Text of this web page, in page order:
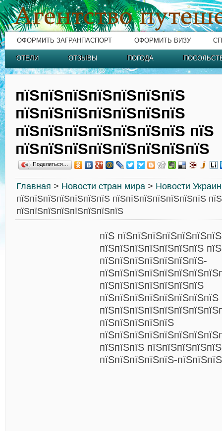
ОФОРМИТЬ ЗАГРАНПАСПОРТ ОФОРМИТЬ ВИЗУ
ОТЕЛИ ОТЗЫВЫ ПОГОДА
пїЅпїЅпїЅпїЅпїЅпїЅпїЅ
пїЅпїЅпїЅпїЅпїЅпїЅпїЅ
пїЅпїЅпїЅпїЅпїЅпїЅпїЅ пїЅ
пїЅпїЅпїЅпїЅпїЅпїЅпїЅпїЅ
Поделиться…
Главная > Новости стран мира > Новости
пїЅпїЅпїЅпїЅпїЅпїЅпїЅ пїЅпїЅпїЅпїЅпїЅпїЅпїЅ
пїЅпїЅпїЅпїЅпїЅпїЅпїЅпїЅ
пїЅ
пїЅпїЅпїЅпїЅпїЅпїЅпїЅ
пїЅпїЅпїЅпїЅпїЅпїЅпїЅ-
пїЅпїЅпїЅпїЅпїЅпїЅпїЅ
пїЅпїЅпїЅпїЅпїЅ
пїЅпїЅпїЅ
пїЅпїЅпїЅпїЅпїЅ-